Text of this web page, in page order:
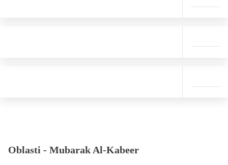
Oblasti - Mubarak Al-Kabeer